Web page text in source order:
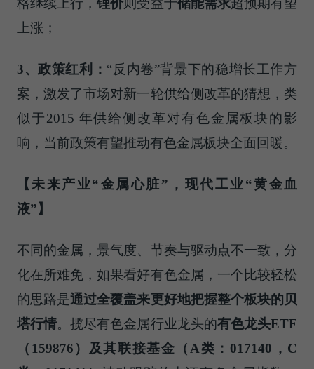
格继续上行，锂价则受益于储能需求超预期有望
上涨；
3、政策红利： “反内卷”背景下的稳增长工作方
案，激发了市场对新一轮供给侧改革的猜想，类
似于2015 年供给侧改革对有色金属板块的影
响，当前政策有望推动有色金属板块全面回暖。
【未来产业“金属心脏” ，现代工业“黄金血
液”】
不同的金属，景气度、节奏与驱动点不一致，分
化在所难免，如果看好有色金属，一个比较轻松
的思路是通过全覆盖来更好地把握整个板块的贝
塔行情。揽尽有色金属行业龙头的有色龙头ETF
（ 159876 ）及其联接基金（ A类： 017140 ， C